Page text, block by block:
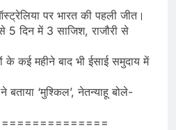
पर भारत की पहली जीत।
5 दिन में 3 साजिश, राजौरी से
के कई महीने बाद भी ईसाई समुदाय में
बताया ‘मुश्किल’, नेतन्याहू बोले-